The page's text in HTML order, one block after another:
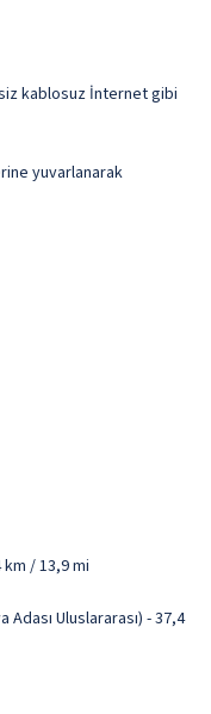
kablosuz İnternet gibi
yuvarlanarak
/ 13,9 mi
Adası Uluslararası) - 37,4